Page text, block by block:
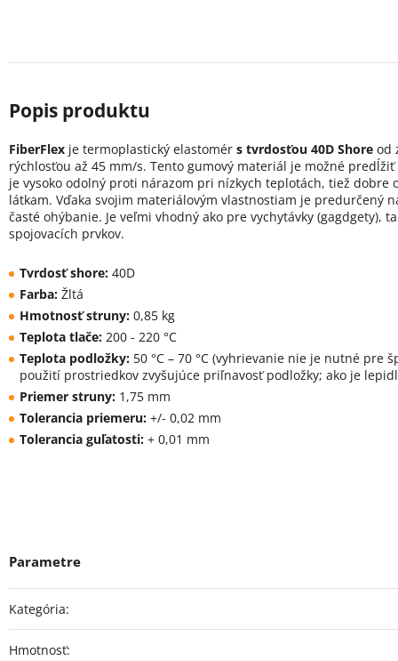
FiberFlex je termoplastický elastomér s tvrdosťou 40D Shore od
rýchlosťou až 45 mm/s. Tento gumový materiál je možné
je vysoko odolný proti nárazom pri nízkych teplotách, tiež dobre
látkam. Vďaka svojim materiálovým vlastnostiam je predurčený
časté ohýbanie. Je veľmi vhodný ako pre vychytávky (gagdgety),
spojovacích prvkov.
Tvrdosť shore: 40D
Farba: Žltá
Hmotnosť struny: 0,85 kg
Teplota tlače: 200 - 220 °C
Teplota podložky: 50 °C – 70 °C (vyhrievanie nie je nutné pre
použití prostriedkov zvyšujúce priľnavosť podložky; ako je
Priemer struny: 1,75 mm
Tolerancia priemeru: +/- 0,02 mm
Tolerancia guľatosti: + 0,01 mm
Kategória:
Hmotnosť: